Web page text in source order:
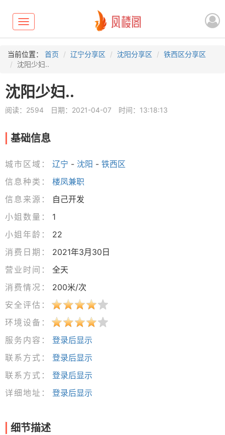
Toggle
navigation
当前位置： 首页 辽宁分享区 沈阳分享区
铁西区分享区
沈阳少妇..
沈阳少妇..
阅读：2594 日期：2021-04-07 时间：13:18:13
基础信息
城市区域： 辽宁 - 沈阳 - 铁西区
信息种类：
楼凤兼职
信息来源：
自己开发
小姐数量：
1
小姐年龄：
22
消费日期：
2021年3月30日
营业时间：
全天
消费情况：
200米/次
安全评估：
环境设备：
服务内容：
登录后显示
联系方式：
登录后显示
联系方式：
登录后显示
详细地址：
登录后显示
细节描述